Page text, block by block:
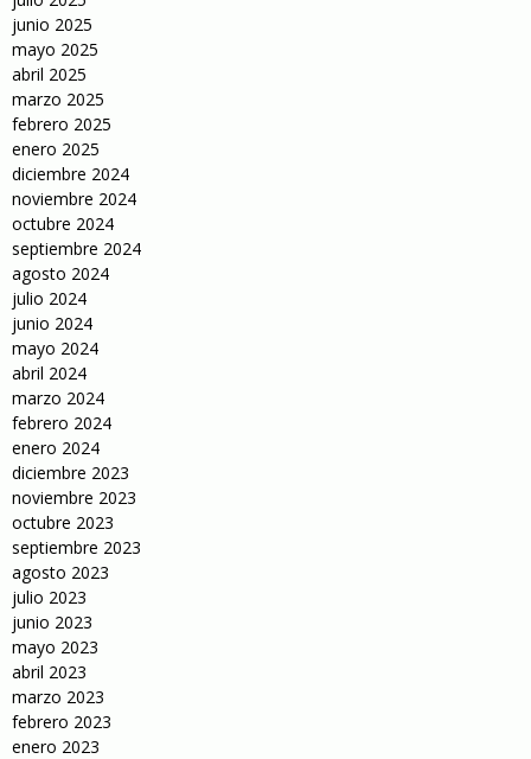
junio 2025
mayo 2025
abril 2025
marzo 2025
febrero 2025
enero 2025
diciembre 2024
noviembre 2024
octubre 2024
septiembre 2024
agosto 2024
julio 2024
junio 2024
mayo 2024
abril 2024
marzo 2024
febrero 2024
enero 2024
diciembre 2023
noviembre 2023
octubre 2023
septiembre 2023
agosto 2023
julio 2023
junio 2023
mayo 2023
abril 2023
marzo 2023
febrero 2023
enero 2023